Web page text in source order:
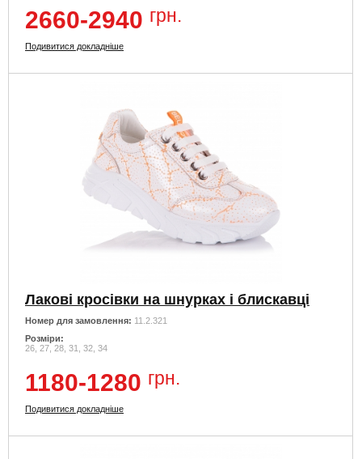
2660-2940 грн.
Подивитися докладніше
Лакові кросівки на шнурках і блискавці
Номер для замовлення: 11.2.321
Розміри:
26, 27, 28, 31, 32, 34
1180-1280 грн.
Подивитися докладніше